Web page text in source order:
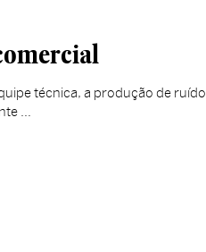
técnica, a produção de ruído
…